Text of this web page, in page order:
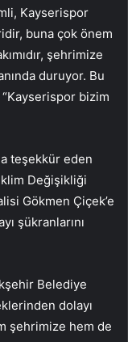
Kayserispor
buna çok önem
şehrimize
duruyor. Bu
bizim
teşekkür eden
Değişikliği
Gökmen Çiçek’e
şükranlarını
Belediye
dolayı
şehrimize hem de